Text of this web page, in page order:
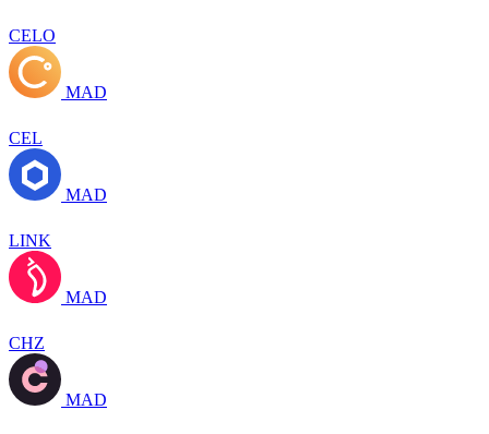
CELO
MAD
CEL
MAD
LINK
MAD
CHZ
MAD